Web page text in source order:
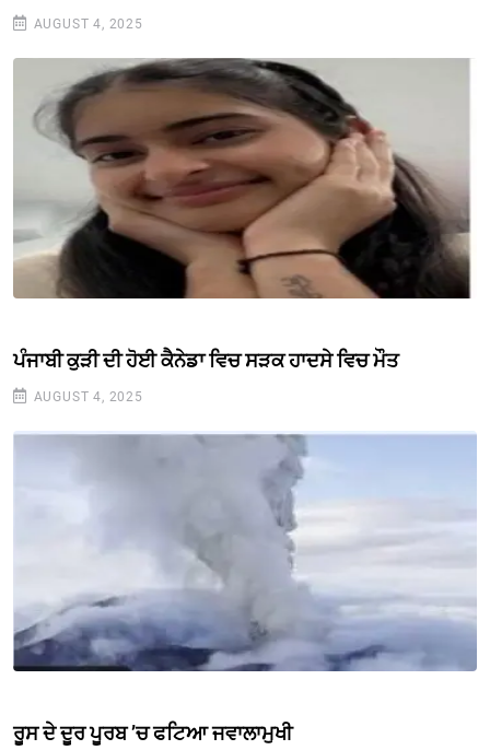
AUGUST 4, 2025
ਪੰਜਾਬੀ ਕੁੜੀ ਦੀ ਹੋਈ ਕੈਨੇਡਾ ਵਿਚ ਸੜਕ ਹਾਦਸੇ ਵਿਚ ਮੌਤ
AUGUST 4, 2025
ਰੂਸ ਦੇ ਦੂਰ ਪੂਰਬ ’ਚ ਫਟਿਆ ਜਵਾਲਾਮੁਖੀ